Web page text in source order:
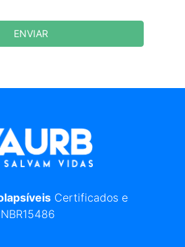
ENVIAR
Certificados e